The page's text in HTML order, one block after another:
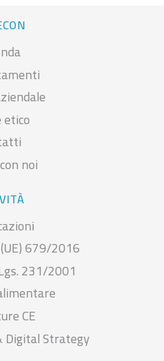
etico
noi
(UE) 679/2016
231/2001
CE
Strategy